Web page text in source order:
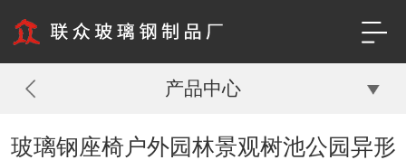
产品中心
玻璃钢座椅户外园林景观树池公园异形